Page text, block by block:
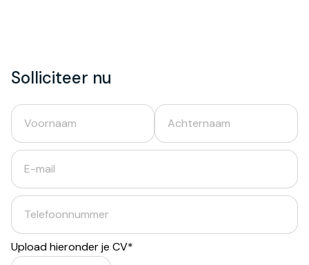
Solliciteer nu
Upload hieronder je CV*